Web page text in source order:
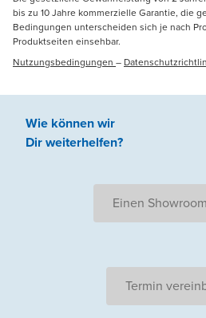
bis zu 10 Jahre kommerzielle Garantie, die
Bedingungen unterscheiden sich je nach
Produktseiten einsehbar.
Nutzungsbedingungen –
Wie können wir
Dir weiterhelfen?
Einen
Termin